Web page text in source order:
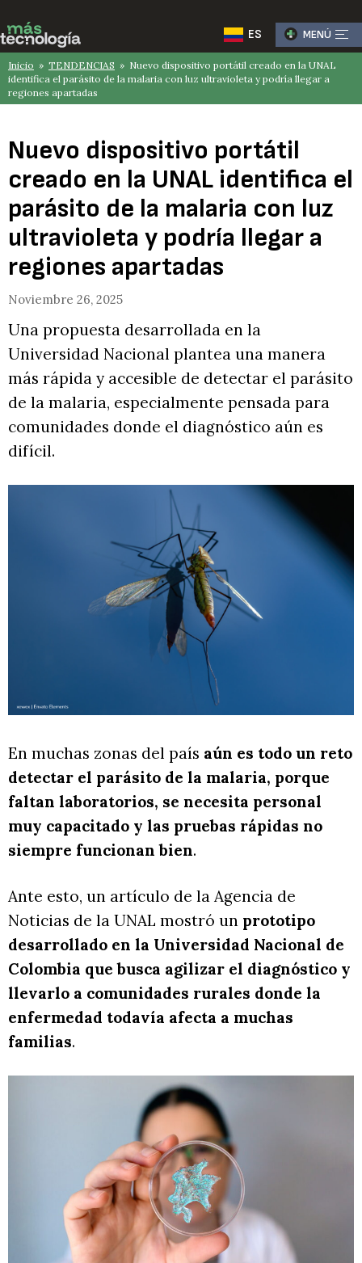
ES MENÚ
Inicio » TENDENCIAS » Nuevo dispositivo portátil creado en la UNAL
identifica el parásito de la malaria con luz ultravioleta y podría llegar a
regiones apartadas
Nuevo dispositivo portátil
creado en la UNAL identifica el
parásito de la malaria con luz
ultravioleta y podría llegar a
regiones apartadas
Noviembre 26, 2025
Una propuesta desarrollada en la
Universidad Nacional plantea una manera
más rápida y accesible de detectar el parásito
de la malaria, especialmente pensada para
comunidades donde el diagnóstico aún es
difícil.
En muchas zonas del país aún es todo un reto
detectar el parásito de la malaria, porque
faltan laboratorios, se necesita personal
muy capacitado y las pruebas rápidas no
siempre funcionan bien.
Ante esto, un artículo de la Agencia de
Noticias de la UNAL mostró un prototipo
desarrollado en la Universidad Nacional de
Colombia que busca agilizar el diagnóstico y
llevarlo a comunidades rurales donde la
enfermedad todavía afecta a muchas
familias.